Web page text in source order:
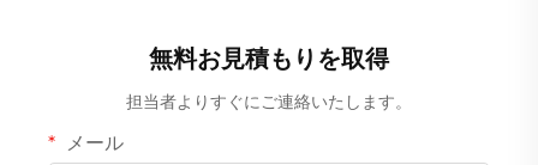
無料お見積もりを取得
担当者よりすぐにご連絡いたします。
メール